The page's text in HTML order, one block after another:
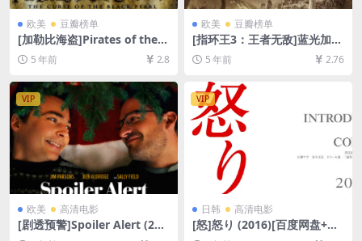
欧美 豆瓣榜单
[加勒比海盗]Pirates of the C
aribbean: The Curse of the
Black Pearl (2003)[百度网盘
+迅雷云盘资源1080P超清未
删减][MP4/9.5GB][中英字幕]
5 年前 2.8
欧美 豆瓣榜单
[指环王3：王者无敌]蓝光加长
版(2003)[百度网盘+迅雷云盘
资源1080P超清][MP4/17GB]
[中英字幕]
5 年前 2.76
VIP
欧美 高清电影
[剧透预警]Spoiler Alert (202
2)[百度网盘+迅雷云盘资源10
VIP
日韩 高清电影
[怒]怒り (2016)[百度网盘+夸
克网盘1080P超清未删减资源]